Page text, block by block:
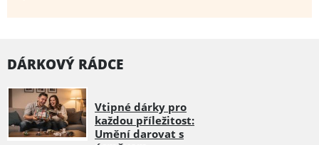
DÁRKOVÝ RÁDCE
Vtipné dárky pro
každou příležitost:
Umění darovat s